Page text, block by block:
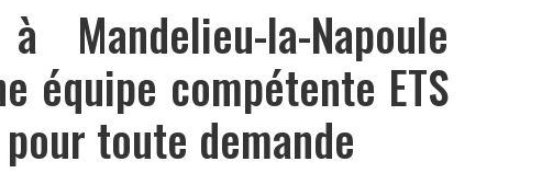
Mandelieu-la-Napoule
équipe compétente ETS
toute demande